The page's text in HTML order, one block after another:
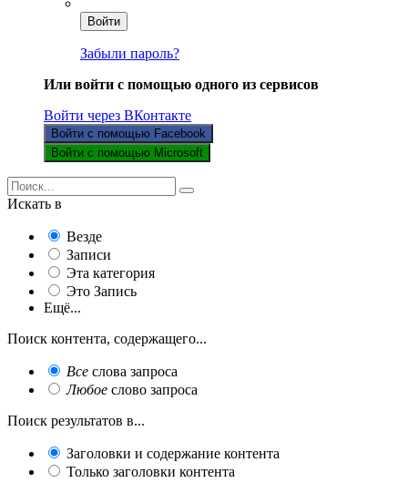
Войти
Забыли пароль?
Или войти с помощью одного из сервисов
Войти через ВКонтакте
Войти с помощью Facebook
Войти с помощью Microsoft
Искать в
Везде
Записи
Эта категория
Это Запись
Ещё...
Поиск контента, содержащего...
Все слова запроса
Любое слово запроса
Поиск результатов в...
Заголовки и содержание контента
Только заголовки контента